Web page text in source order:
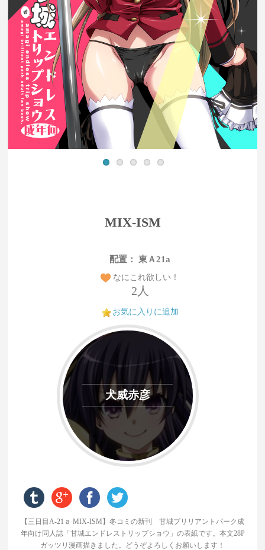
MIX-ISM
配置： 東Ａ21a
なにこれ欲しい！
2人
お気に入りに追加
犬威赤彦
【三日目A-21ａ MIX-ISM】冬コミの新刊 甘城ブリリアントパーク成
年向け同人誌「甘城エンドレストリップショウ」の表紙です。本文28P
ガッツリ漫画描きました。どうぞよろしくお願いします！